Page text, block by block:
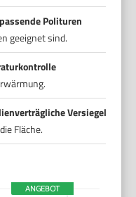
Polituren
geeignet sind.
Versiegelung
Fläche.
ANGEBOT